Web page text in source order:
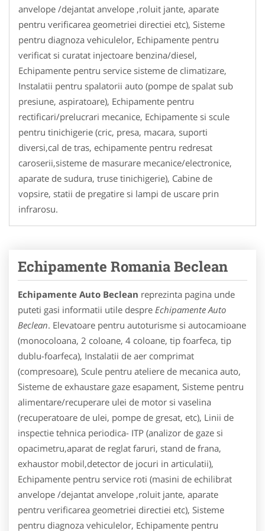
anvelope /dejantat anvelope ,roluit jante, aparate
pentru verificarea geometriei directiei etc), Sisteme
pentru diagnoza vehiculelor, Echipamente pentru
verificat si curatat injectoare benzina/diesel,
Echipamente pentru service sisteme de climatizare,
Instalatii pentru spalatorii auto (pompe de spalat sub
presiune, aspiratoare), Echipamente pentru
rectificari/prelucrari mecanice, Echipamente si scule
pentru tinichigerie (cric, presa, macara, suporti
diversi,cal de tras, echipamente pentru redresat
caroserii,sisteme de masurare mecanice/electronice,
aparate de sudura, truse tinichigerie), Cabine de
vopsire, statii de pregatire si lampi de uscare prin
infrarosu.
Echipamente Romania Beclean
Echipamente Auto Beclean reprezinta pagina unde
puteti gasi informatii utile despre Echipamente Auto
Beclean. Elevatoare pentru autoturisme si autocamioane
(monocoloana, 2 coloane, 4 coloane, tip foarfeca, tip
dublu-foarfeca), Instalatii de aer comprimat
(compresoare), Scule pentru ateliere de mecanica auto,
Sisteme de exhaustare gaze esapament, Sisteme pentru
alimentare/recuperare ulei de motor si vaselina
(recuperatoare de ulei, pompe de gresat, etc), Linii de
inspectie tehnica periodica- ITP (analizor de gaze si
opacimetru,aparat de reglat faruri, stand de frana,
exhaustor mobil,detector de jocuri in articulatii),
Echipamente pentru service roti (masini de echilibrat
anvelope /dejantat anvelope ,roluit jante, aparate
pentru verificarea geometriei directiei etc), Sisteme
pentru diagnoza vehiculelor, Echipamente pentru